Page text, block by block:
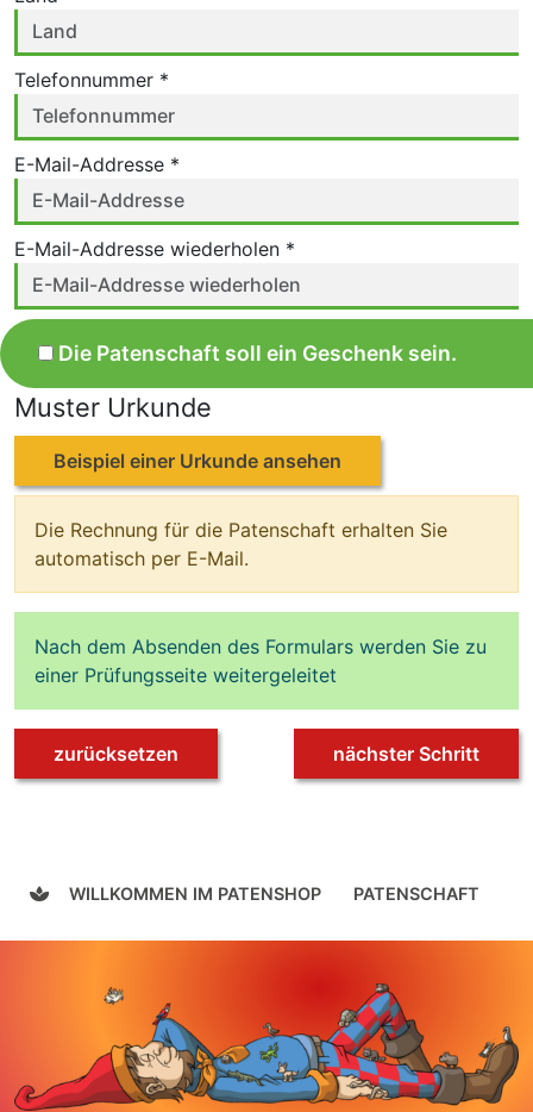
Telefonnummer *
E-Mail-Addresse *
E-Mail-Addresse wiederholen *
Die Patenschaft soll ein Geschenk sein.
Muster Urkunde
Beispiel einer Urkunde ansehen
Die Rechnung für die Patenschaft erhalten Sie
automatisch per E-Mail.
Nach dem Absenden des Formulars werden Sie zu
einer Prüfungsseite weitergeleitet
zurücksetzen nächster Schritt
WILLKOMMEN IM PATENSHOP PATENSCHAFT